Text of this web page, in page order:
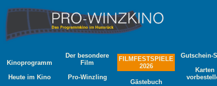
Kinoprogramm
Heute im Kino
Der besondere
Film
Pro-Winzling
FILMFESTSPIELE
2026
Gästebuch
Gutschein-
Karten